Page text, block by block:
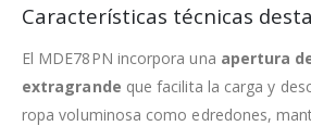
Características técnicas
El MDE78PN incorpora una apertura
extragrande que facilita la carga y
ropa voluminosa como edredones,